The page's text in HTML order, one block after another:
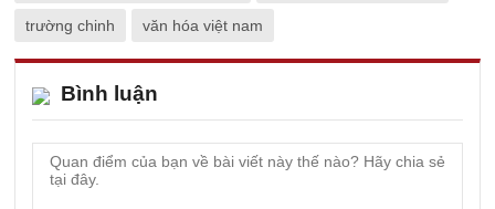
trường chinh văn hóa việt nam
Bình luận